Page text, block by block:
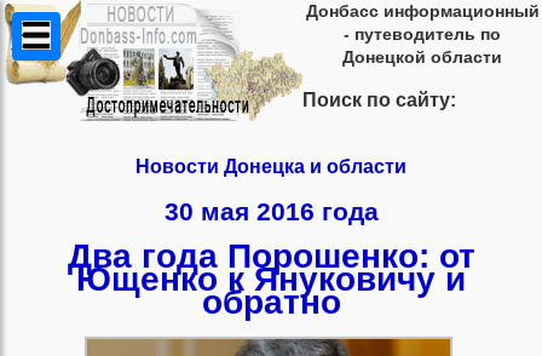
Донбасс информационный
- путеводитель по
Донецкой области
Поиск по сайту:
Новости Донецка и области
30 мая 2016 года
Два года Порошенко: от
Ющенко к Януковичу и
обратно